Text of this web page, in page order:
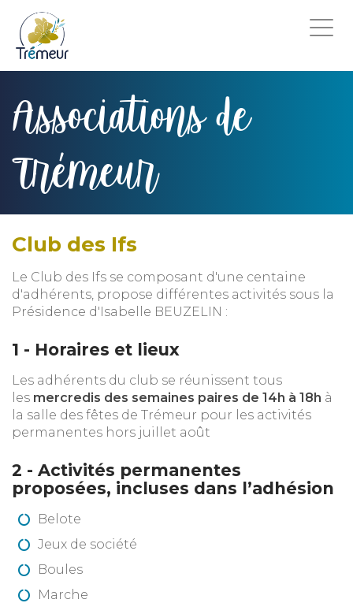
Associations de
Trémeur
Club des Ifs
Le Club des Ifs se composant d'une centaine
d'adhérents, propose différentes activités sous la
Présidence d'Isabelle BEUZELIN :
1 - Horaires et lieux
Les adhérents du club se réunissent tous
les mercredis des semaines paires de 14h à 18h à
la salle des fêtes de Trémeur pour les activités
permanentes hors juillet août
2 - Activités permanentes
proposées, incluses dans l’adhésion
Belote
Jeux de société
Boules
Marche